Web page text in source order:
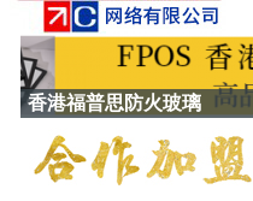
香港福普思防火玻璃